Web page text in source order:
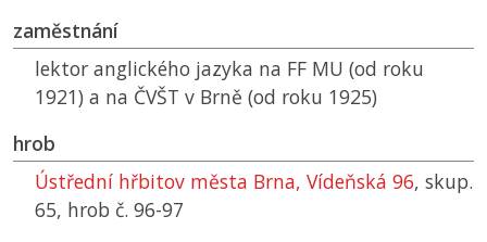
zaměstnání
lektor anglického jazyka na FF MU (od roku
1921) a na ČVŠT v Brně (od roku 1925)
hrob
Ústřední hřbitov města Brna, Vídeňská 96, skup.
65, hrob č. 96-97